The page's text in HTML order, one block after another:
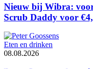
Nieuw bij Wibra:
Scrub Daddy voor
Eten en drinken
08.08.2026